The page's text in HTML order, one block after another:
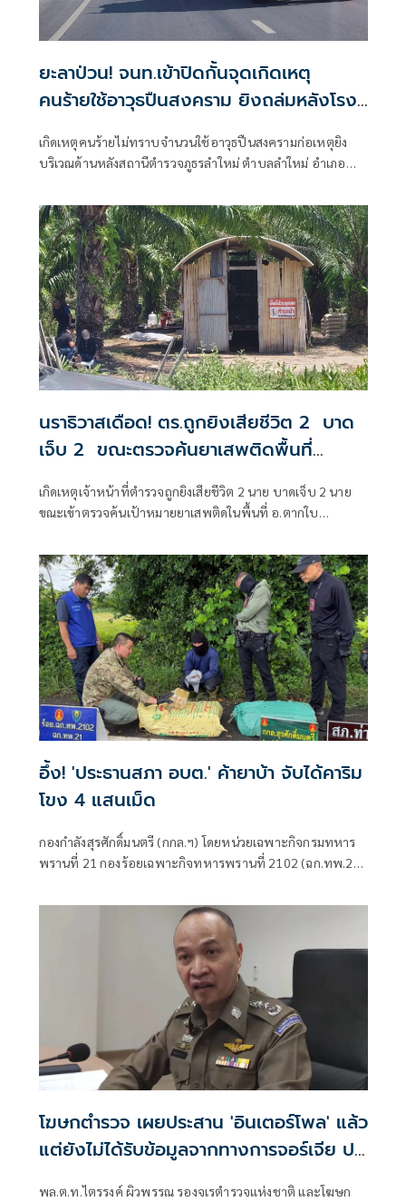
ยะลาป่วน! จนท.เข้าปิดกั้นจุดเกิดเหตุ
คนร้ายใช้อาวุธปืนสงคราม ยิงถล่มหลังโรง
เกิดเหตุคนร้ายไม่ทราบจำนวนใช้อาวุธปืนสงครามก่อเหตุยิง
บริเวณด้านหลังสถานีตำรวจภูธรลำใหม่ ตำบลลำใหม่ อำเภอ
นราธิวาสเดือด! ตร.ถูกยิงเสียชีวิต 2 บาด
เจ็บ 2 ขณะตรวจค้นยาเสพติดพื้นที่
เกิดเหตุเจ้าหน้าที่ตำรวจถูกยิงเสียชีวิต 2 นาย บาดเจ็บ 2 นาย
ขณะเข้าตรวจค้นเป้าหมายยาเสพติดในพื้นที่ อ.ตากใบ
อึ้ง! 'ประธานสภา อบต.' ค้ายาบ้า จับได้คาริม
โขง 4 แสนเม็ด
กองกำลังสุรศักดิ์มนตรี (กกล.ฯ) โดยหน่วยเฉพาะกิจกรมทหาร
พรานที่ 21 กองร้อยเฉพาะกิจทหารพรานที่ 2102 (ฉก.ทพ.21
โฆษกตำรวจ เผยประสาน 'อินเตอร์โพล' แล้ว
แต่ยังไม่ได้รับข้อมูลจากทางการจอร์เจีย ปม
พล.ต.ท.ไตรรงค์ ผิวพรรณ รองจเรตำรวจแห่งชาติ และโฆษก